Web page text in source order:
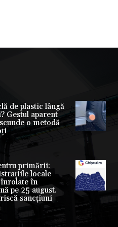
de plastic lângă
Gestul aparent
o metodă
primării:
locale
în
pe 25 august.
sancțiuni